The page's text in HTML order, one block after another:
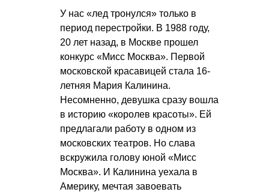
У нас «лед тронулся» только в
период перестройки. В 1988 году,
20 лет назад, в Москве прошел
конкурс «Мисс Москва». Первой
московской красавицей стала 16-
летняя Мария Калинина.
Несомненно, девушка сразу вошла
в историю «королев красоты». Ей
предлагали работу в одном из
московских театров. Но слава
вскружила голову юной «Мисс
Москва». И Калинина уехала в
Америку, мечтая завоевать